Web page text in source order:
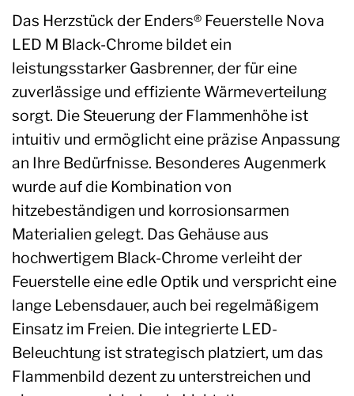
Das Herzstück der Enders® Feuerstelle Nova
LED M Black-Chrome bildet ein
leistungsstarker Gasbrenner, der für eine
zuverlässige und effiziente Wärmeverteilung
sorgt. Die Steuerung der Flammenhöhe ist
intuitiv und ermöglicht eine präzise Anpassung
an Ihre Bedürfnisse. Besonderes Augenmerk
wurde auf die Kombination von
hitzebeständigen und korrosionsarmen
Materialien gelegt. Das Gehäuse aus
hochwertigem Black-Chrome verleiht der
Feuerstelle eine edle Optik und verspricht eine
lange Lebensdauer, auch bei regelmäßigem
Einsatz im Freien. Die integrierte LED-
Beleuchtung ist strategisch platziert, um das
Flammenbild dezent zu unterstreichen und